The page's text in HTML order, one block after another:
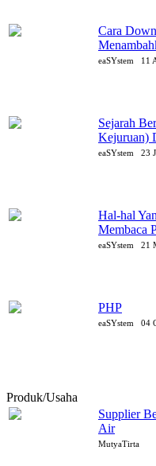
Cara
eaSYstem 11
Sejarah
Kejuruan)
eaSYstem 23
Hal-hal
Membaca
eaSYstem 21
PHP
eaSYstem 04
Produk/Usaha
Supplier
Air
MutyaTirta